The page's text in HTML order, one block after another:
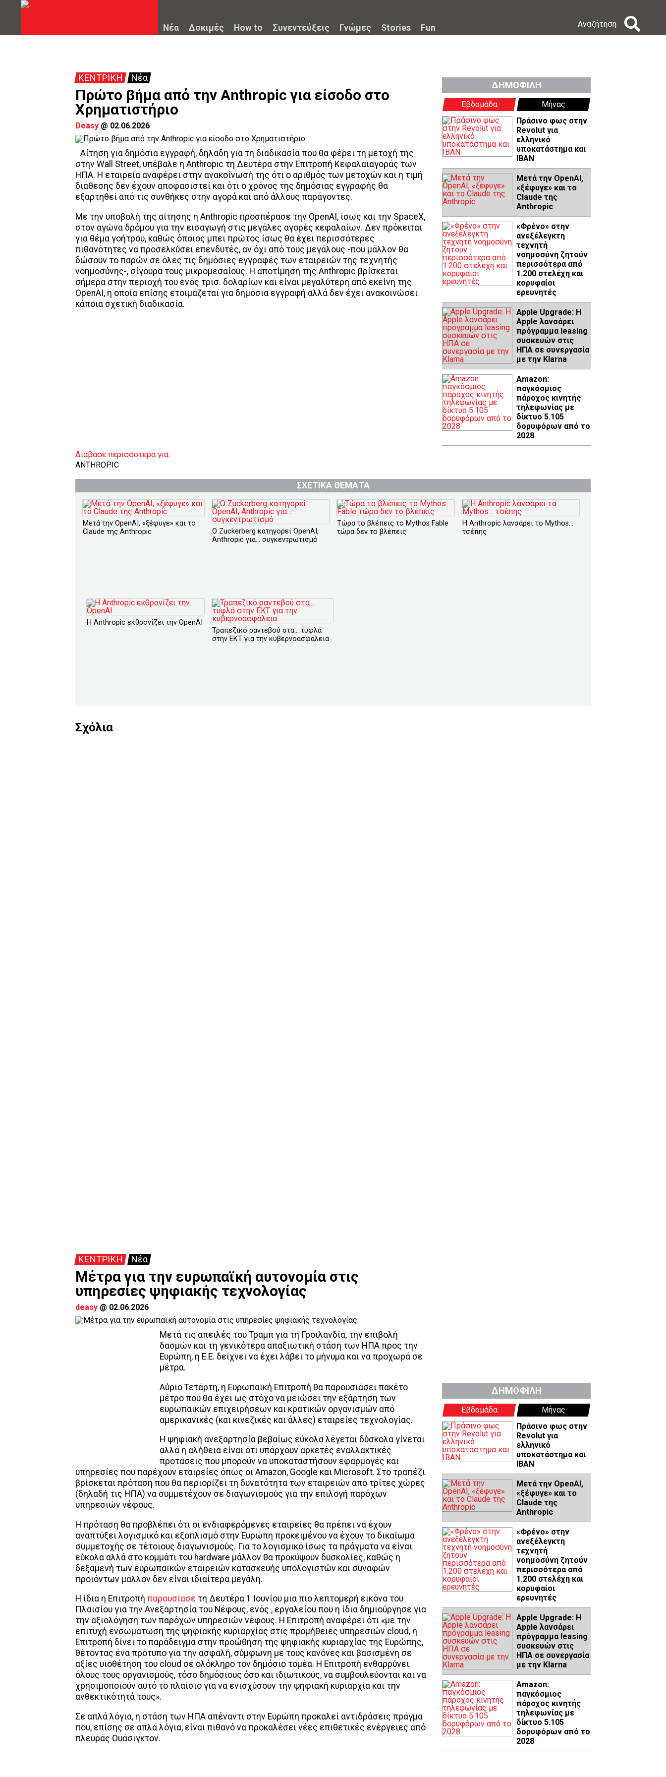
Νέα Δοκιμές How to Συνεντεύξεις Γνώμες Stories Fun Αναζήτηση
ΚΕΝΤΡΙΚΗ Νέα
Πρώτο βήμα από την Anthropic για είσοδο στο
Χρηματιστήριο
Deasy @ 02.06.2026
Αίτηση για δημόσια εγγραφή, δηλαδη για τη διαδικασία που θα φέρει τη μετοχή της
στην Wall Street, υπέβαλε η Anthropic τη Δευτέρα στην Επιτροπή Κεφαλαιαγοράς των
ΗΠΑ. Η εταιρεία αναφέρει στην ανακοίνωσή της ότι ο αριθμός των μετοχών και η τιμή
διάθεσης δεν έχουν αποφασιστεί και ότι ο χρόνος της δημόσιας εγγραφής θα
εξαρτηθεί από τις συνθήκες στην αγορά και από άλλους παράγοντες.
Με την υποβολή της αίτησης η Anthropic προσπέρασε την OpenAI, ίσως και την SpaceX,
στον αγώνα δρόμου για την εισαγωγή στις μεγάλες αγορές κεφαλαίων. Δεν πρόκειται
για θέμα γοήτρου, καθώς όποιος μπει πρώτος ίσως θα έχει περισσότερες
πιθανότητες να προσελκύσει επενδυτές, αν όχι από τους μεγάλους -που μάλλον θα
δώσουν το παρών σε όλες τις δημόσιες εγγραφές των εταιρειών της τεχνητής
νοημοσύνης-, σίγουρα τους μικρομεσαίους. Η αποτίμηση της Anthropic βρίσκεται
σήμερα στην περιοχή του ενός τρισ. δολαρίων και είναι μεγαλύτερη από εκείνη της
OpenAI, η οποία επίσης ετοιμάζεται για δημόσια εγγραφή αλλά δεν έχει ανακοινώσει
κάποια σχετική διαδικασία.
ΔΗΜΟΦΙΛΗ
Εβδομάδα
Μήνας
Πράσινο φως στην
Revolut για
ελληνικό
υποκατάστημα και
IBAN
Μετά την OpenAI,
«ξέφυγε» και το
Claude της
Anthropic
«Φρένο» στην
ανεξέλεγκτη
τεχνητή
νοημοσύνη ζητούν
περισσότερα από
1.200 στελέχη και
κορυφαίοι
ερευνητές
Apple Upgrade: Η
Apple λανσάρει
πρόγραμμα leasing
συσκευών στις
ΗΠΑ σε συνεργασία
με την Klarna
Amazon:
παγκόσμιος
πάροχος κινητής
τηλεφωνίας με
δίκτυο 5.105
δορυφόρων από το
2028
Διάβασε περισσότερα για:
ANTHROPIC
ΣΧΕΤΙΚΑ ΘΕΜΑΤΑ
Μετά την OpenAI, «ξέφυγε» και το
Claude της Anthropic
O Zuckerberg κατηγορεί OpenAI,
Anthropic για... συγκεντρωτισμό
Τώρα το βλέπεις το Mythos Fable
τώρα δεν το βλέπεις
H Anthropic λανσάρει το Mythos...
τσέπης
Η Anthropic εκθρονίζει την OpenAI
Τραπεζικό ραντεβού στα... τυφλά
στην ΕΚΤ για την κυβερνοασφάλεια
Σχόλια
ΚΕΝΤΡΙΚΗ Νέα
Μέτρα για την ευρωπαϊκή αυτονομία στις
υπηρεσίες ψηφιακής τεχνολογίας
deasy @ 02.06.2026
Μετά τις απειλές του Τραμπ για τη Γροιλανδία, την επιβολή
δασμών και τη γενικότερα απαξιωτική στάση των ΗΠΑ προς την
Ευρώπη, η Ε.Ε. δείχνει να έχει λάβει το μήνυμα και να προχωρά σε
μέτρα.
Αύριο Τετάρτη, η Ευρωπαϊκή Επιτροπή θα παρουσιάσει πακέτο
μέτρο που θα έχει ως στόχο να μειώσει την εξάρτηση των
ευρωπαϊκών επιχειρήσεων και κρατικών οργανισμών από
αμερικανικές (και κινεζικές και άλλες) εταιρείες τεχνολογίας.
Η ψηφιακή ανεξαρτησία βεβαίως εύκολα λέγεται δύσκολα γίνεται
αλλά η αλήθεια είναι ότι υπάρχουν αρκετές εναλλακτικές
προτάσεις που μπορούν να υποκαταστήσουν εφαρμογές και
υπηρεσίες που παρέχουν εταιρείες όπως οι Amazon, Google και Microsoft. Στο τραπέζι
βρίσκεται πρόταση που θα περιορίζει τη δυνατότητα των εταιρειών από τρίτες χώρες
(δηλαδή τις ΗΠΑ) να συμμετέχουν σε διαγωνισμούς για την επιλογή παρόχων
υπηρεσιών νέφους.
Η πρόταση θα προβλέπει ότι οι ενδιαφερόμενες εταιρείες θα πρέπει να έχουν
αναπτύξει λογισμικό και εξοπλισμό στην Ευρώπη προκειμένου να έχουν το δικαίωμα
συμμετοχής σε τέτοιους διαγωνισμούς. Για το λογισμικό ίσως τα πράγματα να είναι
εύκολα αλλά στο κομμάτι του hardware μάλλον θα προκύψουν δυσκολίες, καθώς η
δεξαμενή των ευρωπαϊκών εταιρειών κατασκευής υπολογιστών και συναφών
προϊόντων μάλλον δεν είναι ιδιαίτερα μεγάλη.
Η ίδια η Επιτροπή παρουσίασε τη Δευτέρα 1 Ιουνίου μια πιο λεπτομερή εικόνα του
Πλαισίου για την Ανεξαρτησία του Νέφους, ενός , εργαλείου που η ίδια δημιούργησε για
την αξιολόγηση των παρόχων υπηρεσιών νέφους. Η Επιτροπή αναφέρει ότι «με την
επιτυχή ενσωμάτωση της ψηφιακής κυριαρχίας στις προμήθειες υπηρεσιών cloud, η
Επιτροπή δίνει το παράδειγμα στην προώθηση της ψηφιακής κυριαρχίας της Ευρώπης,
θέτοντας ένα πρότυπο για την ασφαλή, σύμφωνη με τους κανόνες και βασισμένη σε
αξίες υιοθέτηση του cloud σε ολόκληρο τον δημόσιο τομέα. Η Επιτροπή ενθαρρύνει
όλους τους οργανισμούς, τόσο δημόσιους όσο και ιδιωτικούς, να συμβουλεύονται και να
χρησιμοποιούν αυτό το πλαίσιο για να ενισχύσουν την ψηφιακή κυριαρχία και την
ανθεκτικότητά τους».
Σε απλά λόγια, η στάση των ΗΠΑ απέναντι στην Ευρώπη προκαλεί αντιδράσεις πράγμα
που, επίσης σε απλά λόγια, είναι πιθανό να προκαλέσει νέες επιθετικές ενέργειες από
πλευράς Ουάσιγκτον.
ΔΗΜΟΦΙΛΗ
Εβδομάδα
Μήνας
Πράσινο φως στην
Revolut για
ελληνικό
υποκατάστημα και
IBAN
Μετά την OpenAI,
«ξέφυγε» και το
Claude της
Anthropic
«Φρένο» στην
ανεξέλεγκτη
τεχνητή
νοημοσύνη ζητούν
περισσότερα από
1.200 στελέχη και
κορυφαίοι
ερευνητές
Apple Upgrade: Η
Apple λανσάρει
πρόγραμμα leasing
συσκευών στις
ΗΠΑ σε συνεργασία
με την Klarna
Amazon:
παγκόσμιος
πάροχος κινητής
τηλεφωνίας με
δίκτυο 5.105
δορυφόρων από το
2028